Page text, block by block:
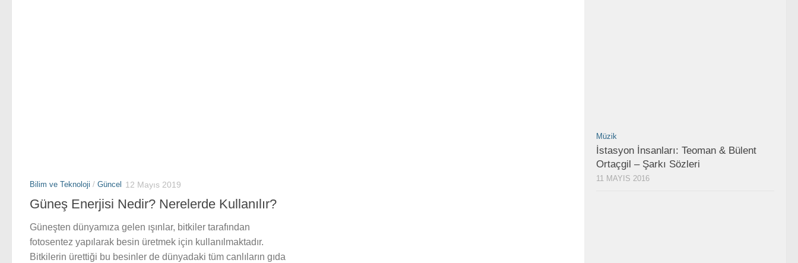
Bilim ve Teknoloji / Güncel 12 Mayıs 2019
Güneş Enerjisi Nedir? Nerelerde Kullanılır?
Güneşten dünyamıza gelen ışınlar, bitkiler tarafından
fotosentez yapılarak besin üretmek için kullanılmaktadır.
Bitkilerin ürettiği bu besinler de dünyadaki tüm canlıların gıda
Müzik
İstasyon İnsanları: Teoman & Bülent
Ortaçgil – Şarkı Sözleri
11 MAYIS 2016